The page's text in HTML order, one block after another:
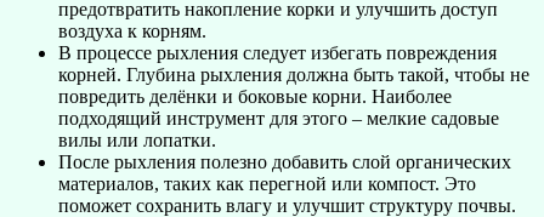
предотвратить накопление корки и улучшить доступ
воздуха к корням.
В процессе рыхления следует избегать повреждения
корней. Глубина рыхления должна быть такой, чтобы не
повредить делёнки и боковые корни. Наиболее
подходящий инструмент для этого – мелкие садовые
вилы или лопатки.
После рыхления полезно добавить слой органических
материалов, таких как перегной или компост. Это
поможет сохранить влагу и улучшит структуру почвы.